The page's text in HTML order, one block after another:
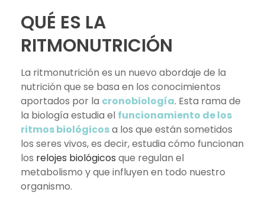
QUÉ ES LA
RITMONUTRICIÓN
La ritmonutrición es un nuevo abordaje de la
nutrición que se basa en los conocimientos
aportados por la cronobiología. Esta rama de
la biología estudia el funcionamiento de los
ritmos biológicosa los que están sometidos
los seres vivos, es decir, estudia cómo funcionan
los relojes biológicos que regulan el
metabolismo y que influyen en todo nuestro
organismo.